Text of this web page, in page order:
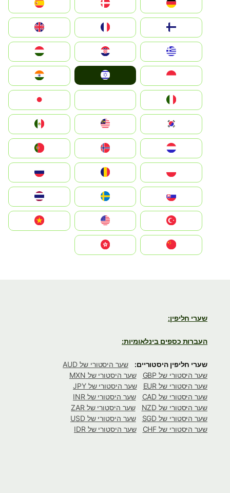
Deutschland
Denmark
United Kingdom
Hrvatska
Magyarország
Indonesia
South Korea
Nederland
Portugal
România
Slovensko
United States
Vietnam
שערי חליפין:
העברות כספים בינלאומיות:
שערי חליפין היסטוריים:
שער היסטורי של AUD
שער היסטורי של GBP
שער היסטורי של MXN
שער היסטורי של EUR
שער היסטורי של JPY
שער היסטורי של CAD
שער היסטורי של INR
שער היסטורי של NZD
שער היסטורי של ZAR
שער היסטורי של SGD
שער היסטורי של USD
שער היסטורי של CHF
שער היסטורי של IDR